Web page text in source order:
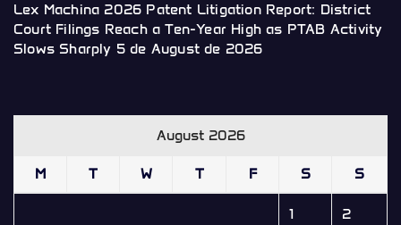
Lex Machina 2026 Patent Litigation Report: District
Court Filings Reach a Ten-Year High as PTAB Activity
Slows Sharply 5 de August de 2026
August 2026
M T W T F S S
1 2